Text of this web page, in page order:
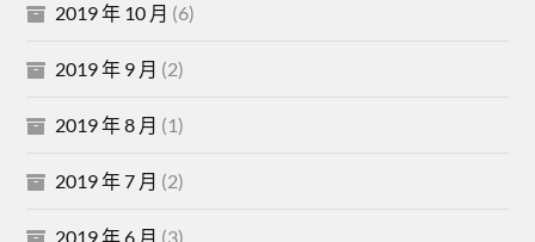
2019 年 10 月 (6)
2019 年 9 月 (2)
2019 年 8 月 (1)
2019 年 7 月 (2)
2019 年 6 月 (3)